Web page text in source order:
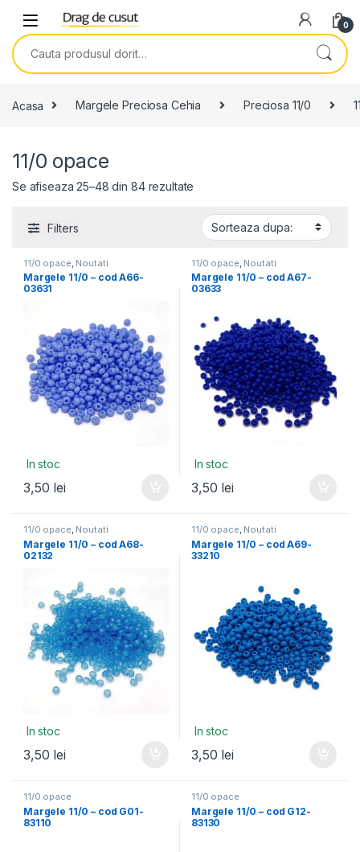
0
Search for:
Acasa Margele Preciosa Cehia Preciosa 11/0
11/0 opace
Se afiseaza 25–48 din 84 rezultate
Filters
11/0 opace Noutati
Margele 11/0 – cod A66-
03631
In stoc
3,50 lei
11/0 opace Noutati
Margele 11/0 – cod A67-
03633
In stoc
3,50 lei
11/0 opace, Noutati
Margele 11/0 – cod A68-
02132
In stoc
3,50 lei
11/0 opace, Noutati
Margele 11/0 – cod A69-
33210
In stoc
3,50 lei
11/0 opace
Margele 11/0 – cod G01-
83110
11/0 opace
Margele 11/0 – cod G12-
83130